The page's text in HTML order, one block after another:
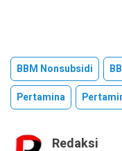
BBM Nonsubsidi
Pertamina
Redaksi